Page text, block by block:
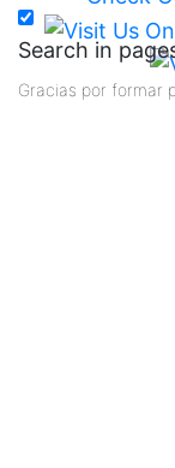
Search in
Gracias por formar